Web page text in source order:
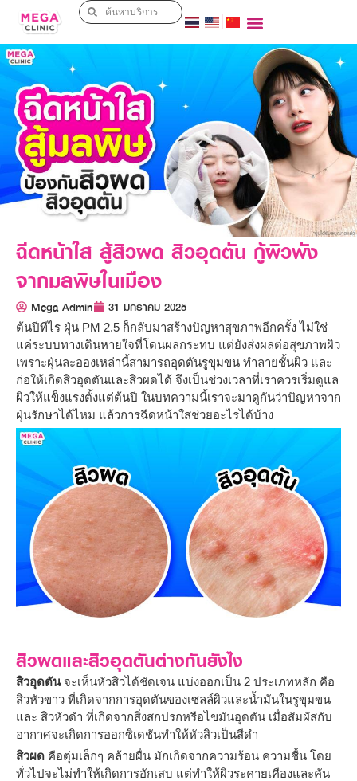
ฉีดหน้าใส สู้สิวผด สิวอุดตัน กู้ผิวพัง
จากมลพิษในเมือง
Mega Admin 31 มกราคม 2025
ต้นปีทีไร ฝุ่น PM 2.5 ก็กลับมาสร้างปัญหาสุขภาพอีกครั้ง ไม่ใช่
แค่ระบบทางเดินหายใจที่โดนผลกระทบ แต่ยังส่งผลต่อสุขภาพผิว
เพราะฝุ่นละอองเหล่านี้สามารถอุดตันรูขุมขน ทำลายชั้นผิว และ
ก่อให้เกิดสิวอุดตันและสิวผดได้ จึงเป็นช่วงเวลาที่เราควรเริ่มดูแล
ผิวให้แข็งแรงตั้งแต่ต้นปี ในบทความนี้เราจะมาดูกันว่าปัญหาจาก
ฝุ่นรักษาได้ไหม แล้วการฉีดหน้าใสช่วยอะไรได้บ้าง
สิวผดและสิวอุดตันต่างกันยังไง
สิวอุดตันจะเห็นหัวสิวได้ชัดเจน แบ่งออกเป็น 2 ประเภทหลัก คือ
สิวหัวขาว ที่เกิดจากการอุดตันของเซลล์ผิวและน้ำมันในรูขุมขน
และ สิวหัวดำ ที่เกิดจากสิ่งสกปรกหรือไขมันอุดตัน เมื่อสัมผัสกับ
อากาศจะเกิดการออกซิเดชันทำให้หัวสิวเป็นสีดำ
สิวผด คือตุ่มเล็กๆ คล้ายผื่น มักเกิดจากความร้อน ความชื้น โดย
ทั่วไปจะไม่ทำให้เกิดการอักเสบ แต่ทำให้ผิวระคายเคืองและคัน